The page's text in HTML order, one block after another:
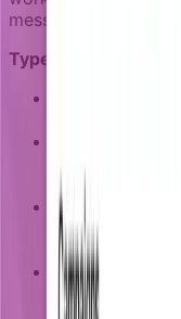
messagerie de ré-
Types de
Alertes de
Campagnes
introduisant
pour le rôle de
Rappels de
fonctionnalités
utilisées
Campagnes
avant le ROI